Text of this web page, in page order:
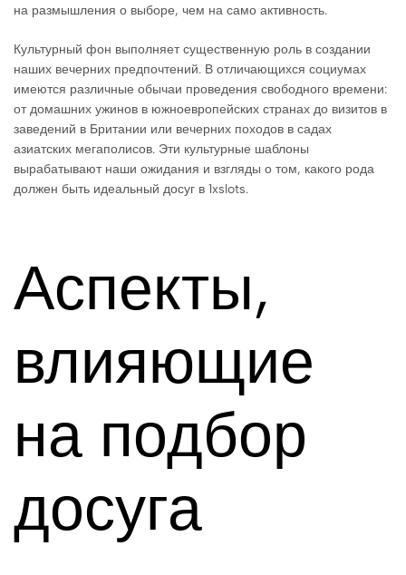
на размышления о выборе, чем на само активность.
Культурный фон выполняет существенную роль в создании
наших вечерних предпочтений. В отличающихся социумах
имеются различные обычаи проведения свободного времени:
от домашних ужинов в южноевропейских странах до визитов в
заведений в Британии или вечерних походов в садах
азиатских мегаполисов. Эти культурные шаблоны
вырабатывают наши ожидания и взгляды о том, какого рода
должен быть идеальный досуг в 1xslots.
Аспекты,
влияющие
на подбор
досуга